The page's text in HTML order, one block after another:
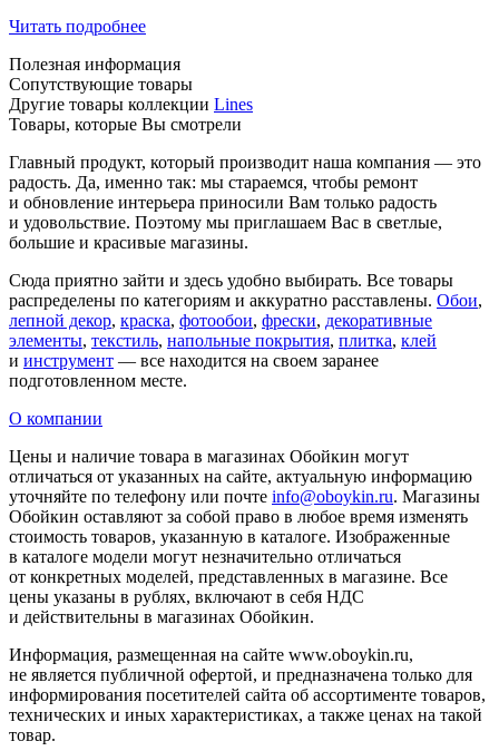
Читать подробнее
Полезная информация
Сопутствующие товары
Другие товары коллекции Lines
Товары, которые Вы смотрели
Главный продукт, который производит наша компания — это
радость. Да, именно так: мы стараемся, чтобы ремонт
и обновление интерьера приносили Вам только радость
и удовольствие. Поэтому мы приглашаем Вас в светлые,
большие и красивые магазины.
Сюда приятно зайти и здесь удобно выбирать. Все товары
распределены по категориям и аккуратно расставлены. Обои,
лепной декор, краска, фотообои, фрески, декоративные
элементы, текстиль, напольные покрытия, плитка, клей
и инструмент — все находится на своем заранее
подготовленном месте.
О компании
Цены и наличие товара в магазинах Обойкин могут
отличаться от указанных на сайте, актуальную информацию
уточняйте по телефону или почте info@oboykin.ru. Магазины
Обойкин оставляют за собой право в любое время изменять
стоимость товаров, указанную в каталоге. Изображенные
в каталоге модели могут незначительно отличаться
от конкретных моделей, представленных в магазине. Все
цены указаны в рублях, включают в себя НДС
и действительны в магазинах Обойкин.
Информация, размещенная на сайте www.oboykin.ru,
не является публичной офертой, и предназначена только для
информирования посетителей сайта об ассортименте товаров,
технических и иных характеристиках, а также ценах на такой
товар.